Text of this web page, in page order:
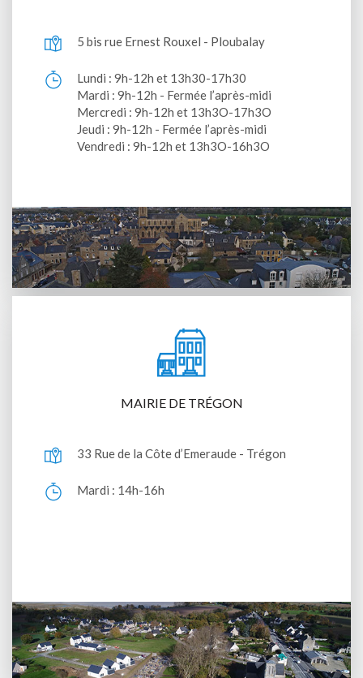
5 bis rue Ernest Rouxel - Ploubalay
Lundi : 9h-12h et 13h30-17h30
Mardi : 9h-12h - Fermée l’après-midi
Mercredi : 9h-12h et 13h3O-17h3O
Jeudi : 9h-12h - Fermée l’après-midi
Vendredi : 9h-12h et 13h3O-16h3O
MAIRIE DE TRÉGON
33 Rue de la Côte d’Emeraude - Trégon
Mardi : 14h-16h